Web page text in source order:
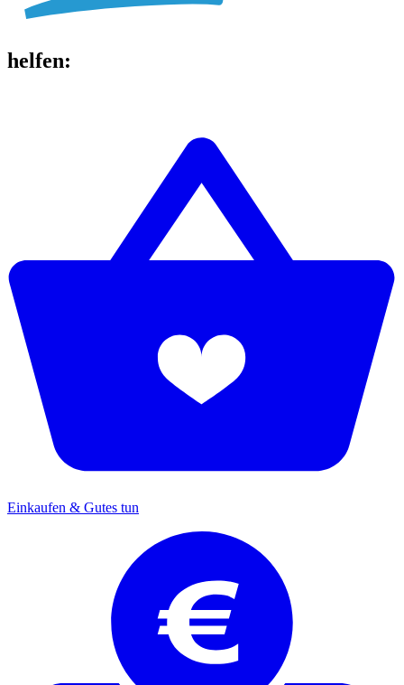
helfen:
Einkaufen & Gutes tun